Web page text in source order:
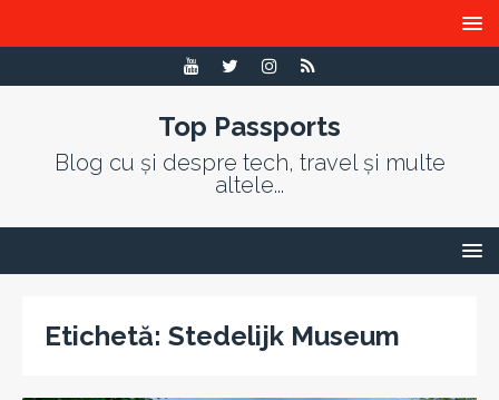
Top Passports
Blog cu și despre tech, travel și multe
altele...
Etichetă: Stedelijk Museum